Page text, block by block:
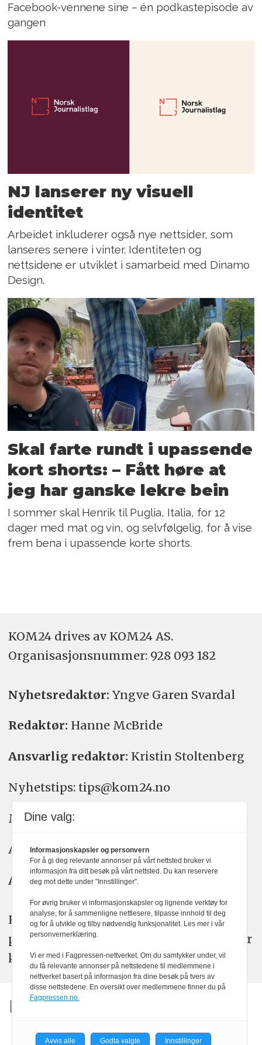
Facebook-vennene sine – én podkastepisode av
gangen
NJ lanserer ny visuell
identitet
Arbeidet inkluderer også nye nettsider, som
lanseres senere i vinter. Identiteten og
nettsidene er utviklet i samarbeid med Dinamo
Design.
Skal farte rundt i upassende
kort shorts: – Fått høre at
jeg har ganske lekre bein
I sommer skal Henrik til Puglia, Italia, for 12
dager med mat og vin, og selvfølgelig, for å vise
frem bena i upassende korte shorts.
KOM24 drives av KOM24 AS.
Organisasjons­nummer: 928 093 182
Nyhetsredaktør: Yngve Garen Svardal
Redaktør: Hanne McBride
Ansvarlig redaktør: Kristin Stoltenberg
Nyhetstips: tips@kom24.no
Meninger: meninger@kom24.no
Annonse: annonse@watchmedia.no
Abonnement:kom24@watchmedia.no
KOM24 arbeider etter Vær Varsom-
plakatens regler for god presseskikk. Her
kan du lese mer omPFUsarbeid.
Dine valg:
Informasjonskapsler og personvern
For å gi deg relevante annonser på vårt nettsted bruker vi
informasjon fra ditt besøk på vårt nettsted. Du kan reservere
deg mot dette under "Innstillinger".
For øvrig bruker vi informasjonskapsler og lignende verktøy for
analyse, for å sammenligne nettlesere, tilpasse innhold til deg
og for å utvikle og tilby nødvendig funksjonalitet. Les mer i vår
personvernerklæring.
Vi er med i Fagpressen-nettverket. Om du samtykker under, vil
du få relevante annonser på nettstedene til medlemmene i
nettverket basert på informasjon fra dine besøk på tvers av
disse nettstedene. En oversikt over medlemmene finner du på
Fagpressen.no.
Avvis alle Godta valgte Innstillinger